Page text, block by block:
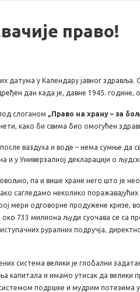
право!
датума у Календару јавног
дан када је, давне 1945. године,
слоганом „Право на храну – за
како би свима био омогућен
ваздуха и воде – нема сумње
и у Универзалној декларацији о
па и више хране него што је
сагледамо неколико
мери одговорне продужене кризе,
733 милиона људи суочава се са
руралних подручја,
система велики је глобални
капитала и имамо утисак да
подршке и мудрим потезима